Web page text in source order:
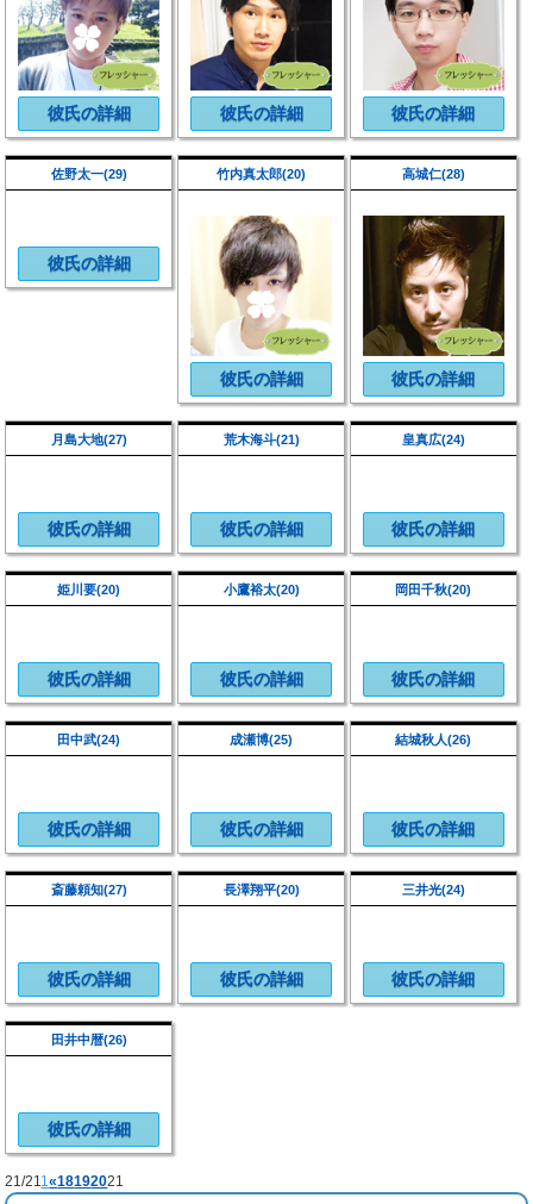
彼氏の詳細 彼氏の詳細 彼氏の詳細
佐野太一(29)
彼氏の詳細
竹内真太郎(20)
彼氏の詳細
高城仁(28)
彼氏の詳細
月島大地(27)
彼氏の詳細
荒木海斗(21)
彼氏の詳細
皇真広(24)
彼氏の詳細
姫川要(20)
彼氏の詳細
小鷹裕太(20)
彼氏の詳細
岡田千秋(20)
彼氏の詳細
田中武(24)
彼氏の詳細
成瀬博(25)
彼氏の詳細
結城秋人(26)
彼氏の詳細
斎藤頼知(27)
彼氏の詳細
長澤翔平(20)
彼氏の詳細
三井光(24)
彼氏の詳細
田井中暦(26)
彼氏の詳細
21/211«18192021